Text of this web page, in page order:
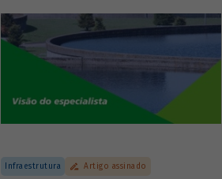
máximo da campanha “o petróleo é nosso”.
Essa, porém, é uma visão simplificada da
nossa história. Saiba mais sobre a
pluralidade de ideias presente na história
do BNDES em artigo da economista e
assessora da Presidência do BNDES Lavinia
Barros de Castro.
Infraestrutura Artigo assinado